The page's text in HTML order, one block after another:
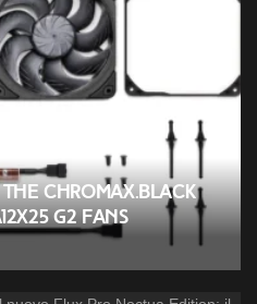
chromax.black
G2 fans